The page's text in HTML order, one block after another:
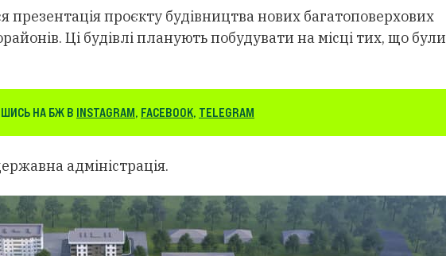
презентація проєкту будівництва нових багатоповерхових
Ці будівлі планують побудувати на місці тих, що були
НА БЖ В INSTAGRAM, FACEBOOK, TELEGRAM
адміністрація.